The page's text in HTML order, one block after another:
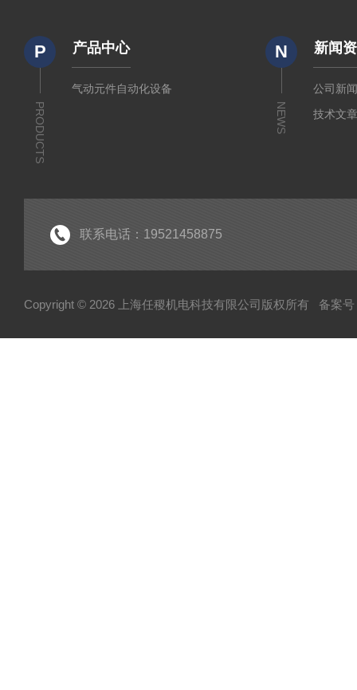
P
PRODUCTS
产品中心
气动元件自动化设备
N
NEWS
新闻
公司新
技术文
联系电话：19521458875
Copyright © 2026 上海任稷机电科技有限公司版权所有 备案号